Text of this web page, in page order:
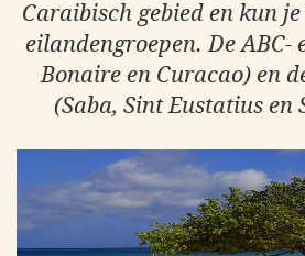
Caraibisch gebied en kun
eilandengroepen. De ABC-
Bonaire en Curacao) en
(Saba, Sint Eustatius en